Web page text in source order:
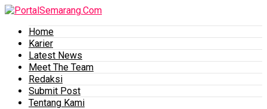
Home
Karier
Latest News
Meet The Team
Redaksi
Submit Post
Tentang Kami